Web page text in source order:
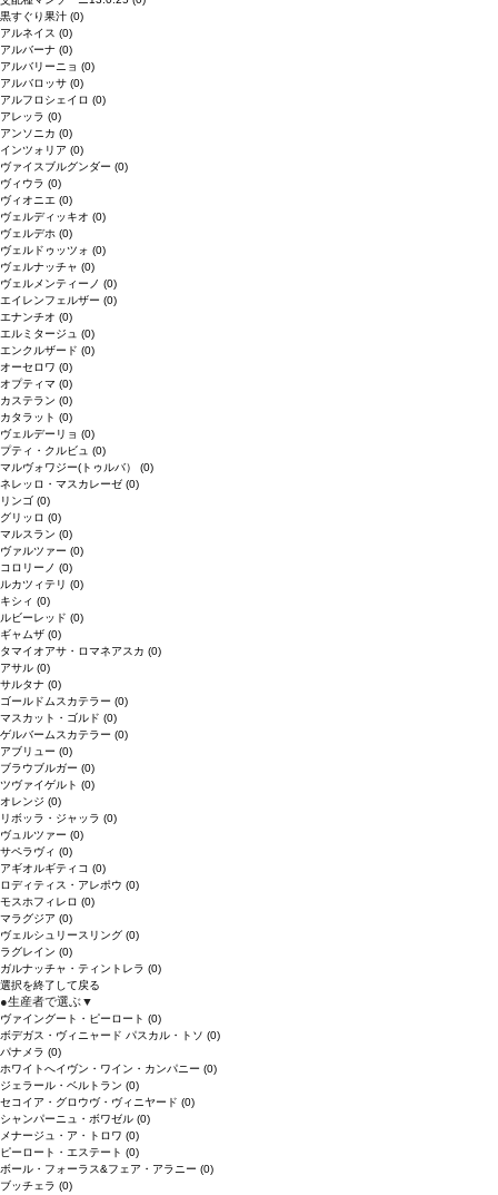
黒すぐり果汁 (0)
アルネイス (0)
アルバーナ (0)
アルバリーニョ (0)
アルバロッサ (0)
アルフロシェイロ (0)
アレッラ (0)
アンソニカ (0)
インツォリア (0)
ヴァイスブルグンダー (0)
ヴィウラ (0)
ヴィオニエ (0)
ヴェルディッキオ (0)
ヴェルデホ (0)
ヴェルドゥッツォ (0)
ヴェルナッチャ (0)
ヴェルメンティーノ (0)
エイレンフェルザー (0)
エナンチオ (0)
エルミタージュ (0)
エンクルザード (0)
オーセロワ (0)
オプティマ (0)
カステラン (0)
カタラット (0)
ヴェルデーリョ (0)
プティ・クルビュ (0)
マルヴォワジー(トゥルバ） (0)
ネレッロ・マスカレーゼ (0)
リンゴ (0)
グリッロ (0)
マルスラン (0)
ヴァルツァー (0)
コロリーノ (0)
ルカツィテリ (0)
キシィ (0)
ルビーレッド (0)
ギャムザ (0)
タマイオアサ・ロマネアスカ (0)
アサル (0)
サルタナ (0)
ゴールドムスカテラー (0)
マスカット・ゴルド (0)
ゲルバームスカテラー (0)
アブリュー (0)
ブラウブルガー (0)
ツヴァイゲルト (0)
オレンジ (0)
リボッラ・ジャッラ (0)
ヴュルツァー (0)
サペラヴィ (0)
アギオルギティコ (0)
ロディティス・アレポウ (0)
モスホフィレロ (0)
マラグジア (0)
ヴェルシュリースリング (0)
ラグレイン (0)
ガルナッチャ・ティントレラ (0)
選択を終了して戻る
●生産者で選ぶ▼
ヴァイングート・ピーロート (0)
ボデガス・ヴィニャード パスカル・トソ (0)
パナメラ (0)
ホワイトへイヴン・ワイン・カンパニー (0)
ジェラール・ベルトラン (0)
セコイア・グロウヴ・ヴィニヤード (0)
シャンパーニュ・ボワゼル (0)
メナージュ・ア・トロワ (0)
ピーロート・エステート (0)
ボール・フォーラス&フェア・アラニー (0)
ブッチェラ (0)